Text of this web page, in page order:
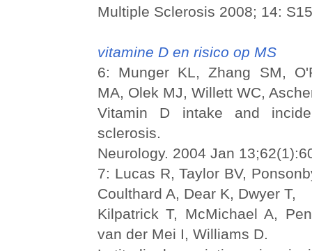
Multiple Sclerosis 2008; 14:
vitamine D en risico op MS
6: Munger KL, Zhang SM,
MA, Olek MJ, Willett WC,
Vitamin D intake and
sclerosis.
Neurology. 2004 Jan
7: Lucas R, Taylor BV,
Coulthard A, Dear K, Dwyer T,
Kilpatrick T, McMichael A,
van der Mei I, Williams D.